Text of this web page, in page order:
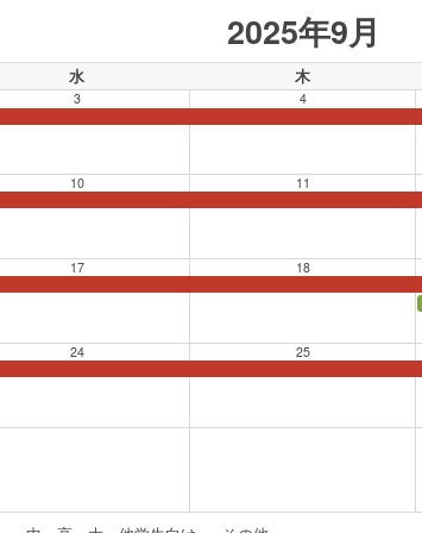
2025年9月
水 木
3 4
10 11
17 18
24 25